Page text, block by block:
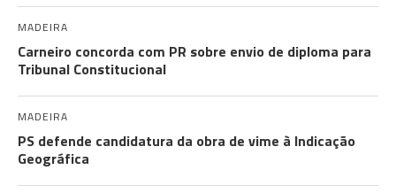
MADEIRA
Carneiro concorda com PR sobre envio de diploma para
Tribunal Constitucional
MADEIRA
PS defende candidatura da obra de vime à Indicação
Geográfica